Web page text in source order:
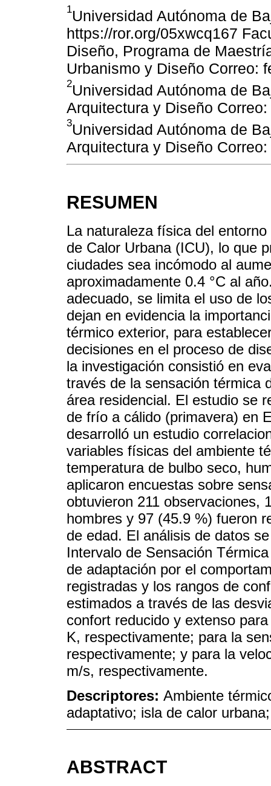
1Universidad Autónoma de
https://ror.org/05xwcq167
Diseño, Programa de
Urbanismo y Diseño Correo:
2Universidad Autónoma de
Arquitectura y Diseño
3Universidad Autónoma de
Arquitectura y Diseño
RESUMEN
La naturaleza física del
de Calor Urbana (ICU), lo que
ciudades sea incómodo al
aproximadamente 0.4 °C al
adecuado, se limita el uso de
dejan en evidencia la
térmico exterior, para
decisiones en el proceso de
la investigación consistió en
través de la sensación térmica
área residencial. El estudio se
de frío a cálido (primavera) en
desarrolló un estudio
variables físicas del ambiente
temperatura de bulbo seco,
aplicaron encuestas sobre
obtuvieron 211 observaciones,
hombres y 97 (45.9 %) fueron
de edad. El análisis de datos
Intervalo de Sensación
de adaptación por el
registradas y los rangos de
estimados a través de las
confort reducido y extenso
K, respectivamente; para la
respectivamente; y para la
m/s, respectivamente.
Descriptores: Ambiente
adaptativo; isla de calor
ABSTRACT